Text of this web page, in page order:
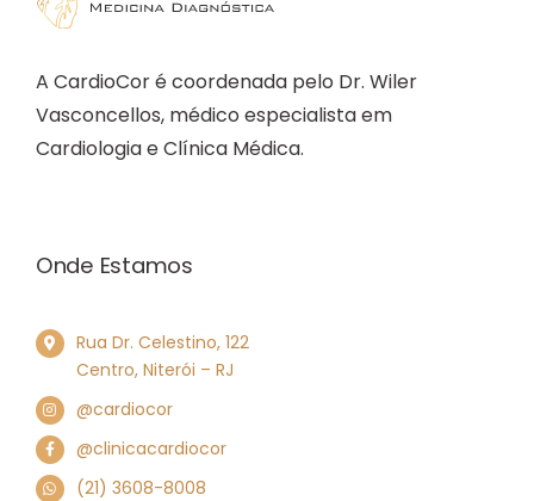
A CardioCor é coordenada pelo Dr. Wiler
Vasconcellos, médico especialista em
Cardiologia e Clínica Médica.
Onde Estamos
Rua Dr. Celestino, 122
Centro, Niterói – RJ
@cardiocor
@clinicacardiocor
(21) 3608-8008